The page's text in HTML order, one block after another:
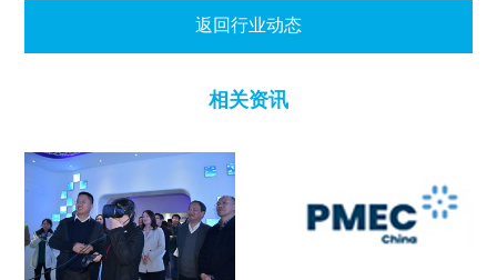
返回行业动态
相关资讯